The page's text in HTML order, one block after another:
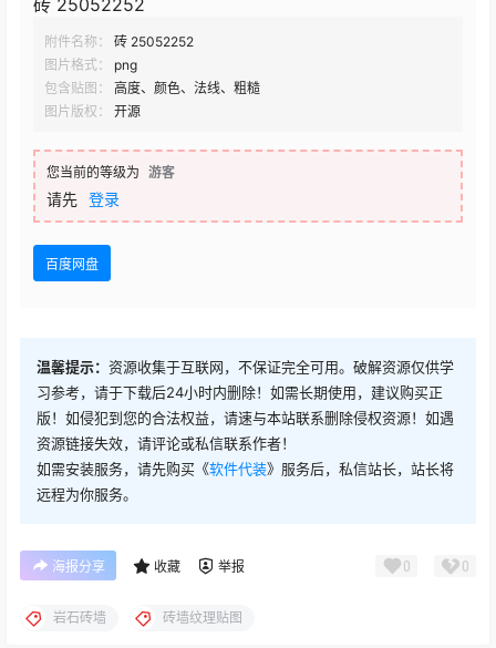
砖 25052252
附件名称：
砖 25052252
图片格式：
png
包含贴图：
高度、颜色、法线、粗糙
图片版权：
开源
您当前的等级为 游客
请先 登录
百度网盘
温馨提示： 资源收集于互联网，不保证完全可用。破解资源仅供学
习参考，请于下载后24小时内删除！如需长期使用，建议购买正
版！如侵犯到您的合法权益，请速与本站联系删除侵权资源！如遇
资源链接失效，请评论或私信联系作者！
如需安装服务，请先购买《软件代装》服务后，私信站长，站长将
远程为你服务。
海报分享 收藏 举报 0 0
岩石砖墙 砖墙纹理贴图